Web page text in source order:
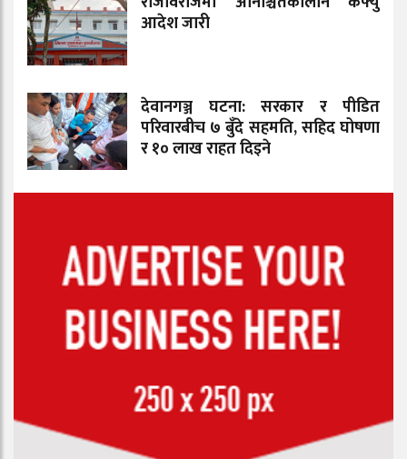
आदेश जारी
देवानगञ्ज घटना: सरकार र पीडित
परिवारबीच ७ बुँदे सहमति, सहिद घोषणा
र १० लाख राहत दिइने